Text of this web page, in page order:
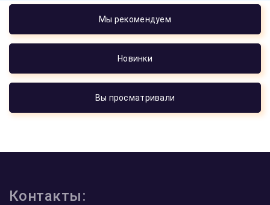
Мы рекомендуем
Новинки
Вы просматривали
Контакты: